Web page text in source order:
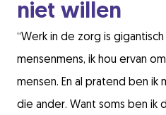
niet willen
“Werk in de zorg is gigantisch
mensenmens, ik hou ervan
mensen. En al pratend ben
die ander. Want soms ben ik